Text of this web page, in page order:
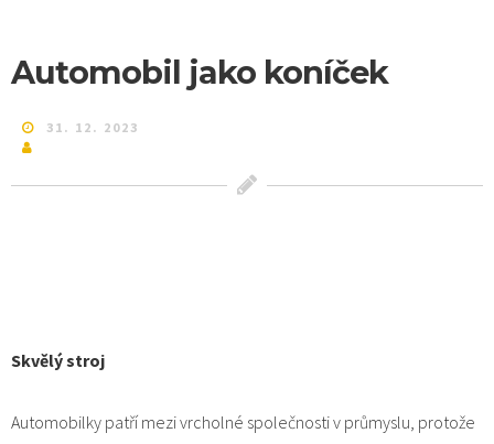
Automobil jako koníček
31. 12. 2023
Skvělý stroj
Automobilky patří mezi vrcholné společnosti v průmyslu, protože